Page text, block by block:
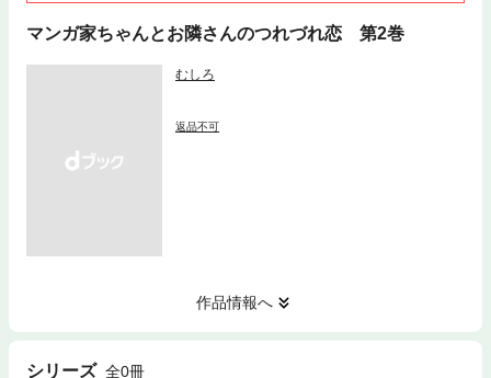
マンガ家ちゃんとお隣さんのつれづれ恋 第2巻
むしろ
返品不可
作品情報へ
シリーズ 全0冊